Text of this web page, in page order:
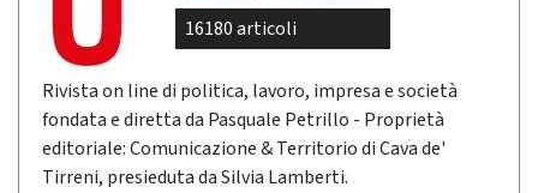
16180 articoli
Rivista on line di politica, lavoro, impresa e società
fondata e diretta da Pasquale Petrillo - Proprietà
editoriale: Comunicazione & Territorio di Cava de'
Tirreni, presieduta da Silvia Lamberti.